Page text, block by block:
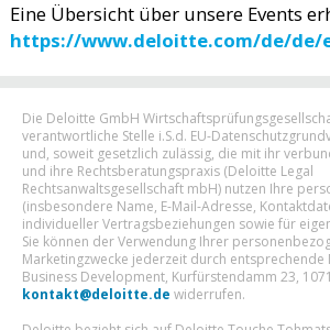
Eine Übersicht über unsere Events
https://www.deloitte.com/de/de/
Die Deloitte GmbH
verantwortliche Stelle i.S.d. EU-
und, soweit gesetzlich zulässig, die mit ihr
und ihre Rechtsberatungspraxis (Deloitte Legal
Rechtsanwaltsgesellschaft mbH) nutzen Ihre
(insbesondere Name, E-Mail-Adresse,
individueller Vertragsbeziehungen sowie für
Sie können der Verwendung Ihrer
Marketingzwecke jederzeit durch entsprechende
Business Development, Kurfürstendamm 23,
kontakt@deloitte.de widerrufen.